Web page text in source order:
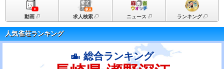
動画 求人検索 ニュース ランキング
人気雀荘ランキング
総合ランキング